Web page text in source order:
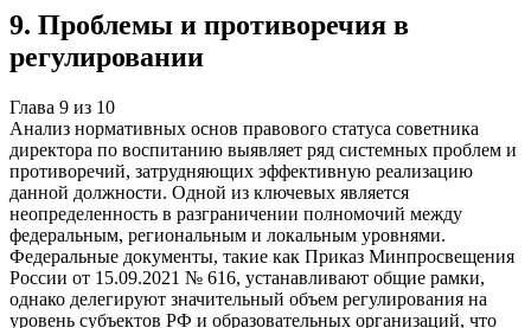
9. Проблемы и противоречия в
регулировании
Глава 9 из 10
Анализ нормативных основ правового статуса советника
директора по воспитанию выявляет ряд системных проблем и
противоречий, затрудняющих эффективную реализацию
данной должности. Одной из ключевых является
неопределенность в разграничении полномочий между
федеральным, региональным и локальным уровнями.
Федеральные документы, такие как Приказ Минпросвещения
России от 15.09.2021 № 616, устанавливают общие рамки,
однако делегируют значительный объем регулирования на
уровень субъектов РФ и образовательных организаций, что